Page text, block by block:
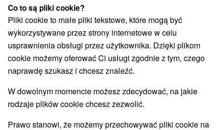
Wybierz lokalizację lub datę
WSZYSTKO NAJTAŃSZE NAJDROŻSZE
Co to są pliki cookie?
Pliki cookie to małe pliki tekstowe, które mogą być
wykorzystywane przez strony internetowe w celu
usprawnienia obsługi przez użytkownika. Dzięki plikom
cookie możemy oferować Ci usługi zgodnie z tym, czego
naprawdę szukasz i chcesz znaleźć.
W dowolnym momencie możesz zdecydować, na jakie
rodzaje plików cookie chcesz zezwolić.
Prawo stanowi, że możemy przechowywać pliki cookie na